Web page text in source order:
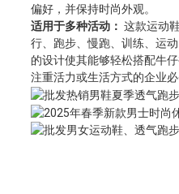
偏好，并保持时尚外观。
适用于多种活动： 这款运动
行、跑步、慢跑、训练、运
的设计使其能够轻松搭配牛
注重活力或生活方式的企业必